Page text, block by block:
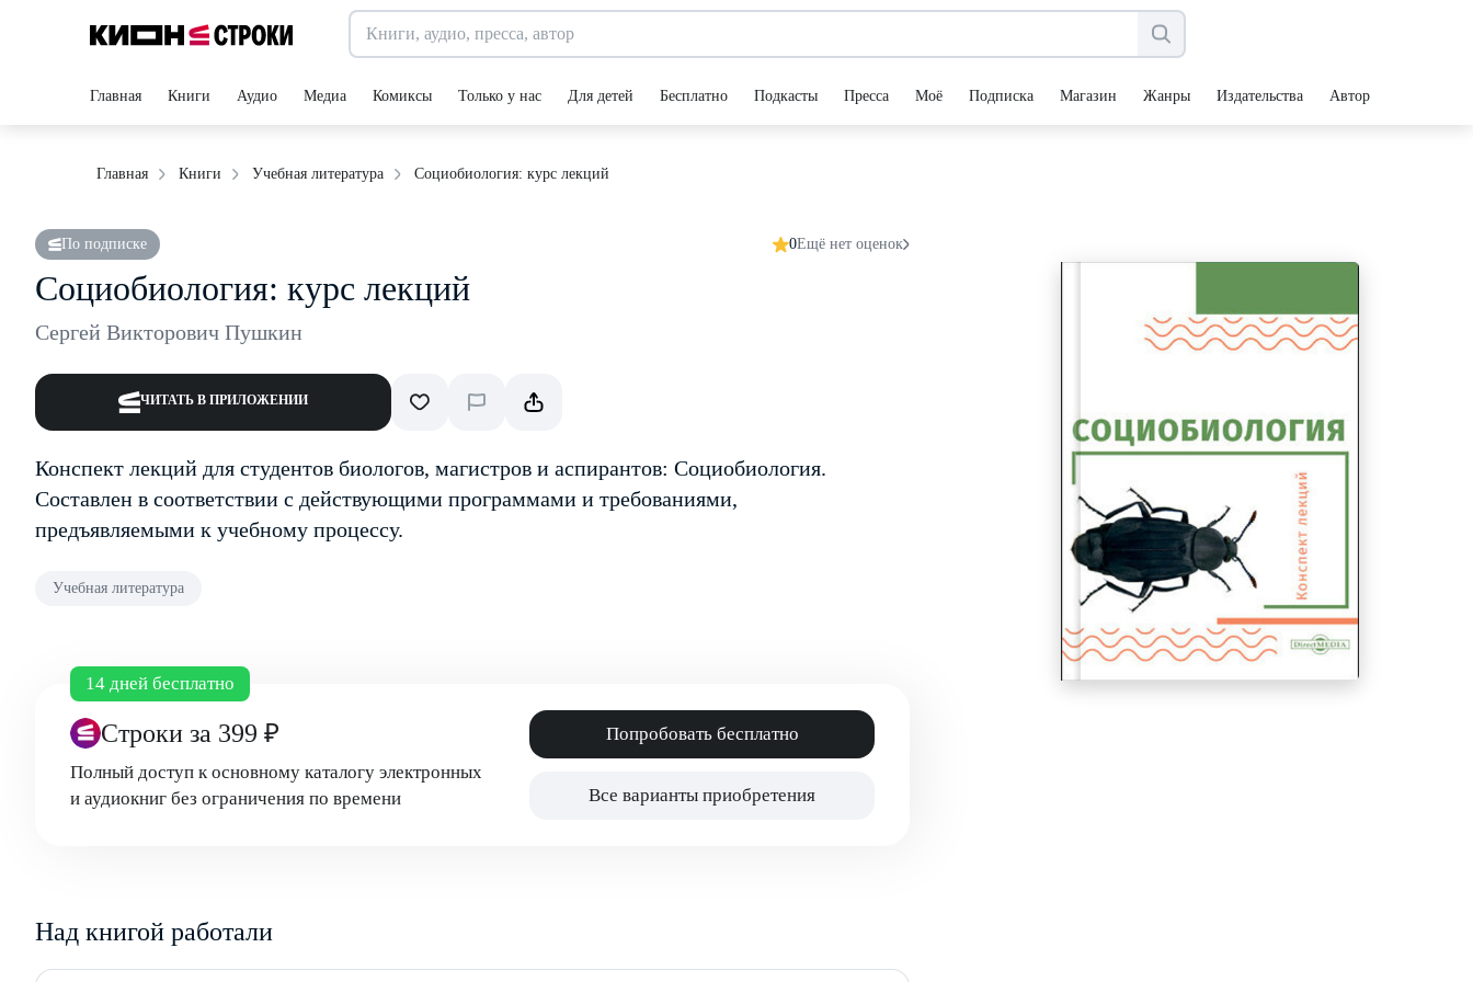
Главная Книги Аудио Медиа Комиксы Только у нас Для детей Бесплатно Подкасты Пресса Моё Подписка Магазин Жанры Издательства Авторы
Главная Книги Учебная литература Социобиология: курс лекций
По подписке 0Ещё нет оценок
Социобиология: курс лекций
Сергей Викторович Пушкин
ЧИТАТЬ В ПРИЛОЖЕНИИ
Конспект лекций для студентов биологов, магистров и аспирантов: Социобиология.
Составлен в соответствии с действующими программами и требованиями,
предъявляемыми к учебному процессу.
Учебная литература
14 дней бесплатно
Строки за 399 ₽
Полный доступ к основному каталогу электронных
и аудиокниг без ограничения по времени
Попробовать бесплатно
Все варианты приобретения
Над книгой работали